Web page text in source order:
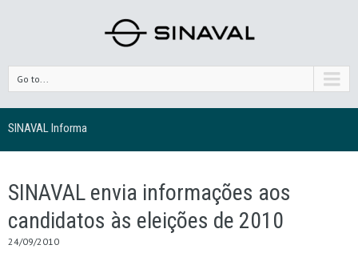
Go to...
SINAVAL Informa
SINAVAL envia informações aos
candidatos às eleições de 2010
24/09/2010